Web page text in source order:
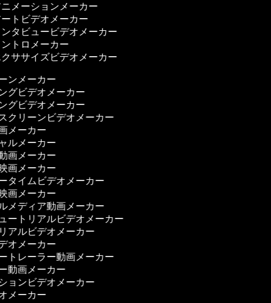
メーションメーカー
トビデオメーカー
タビュービデオメーカー
トロメーカー
ササイズビデオメーカー
ンメーカー
グビデオメーカー
グビデオメーカー
クリーンビデオメーカー
メーカー
ルメーカー
画メーカー
画メーカー
タイムビデオメーカー
画メーカー
メディア動画メーカー
ートリアルビデオメーカー
アルビデオメーカー
オメーカー
トレーラー動画メーカー
動画メーカー
ョンビデオメーカー
メーカー